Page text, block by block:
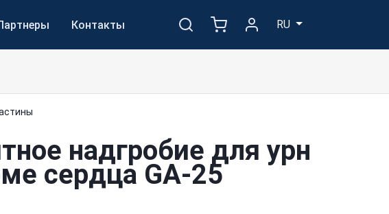
Контакты RU
надгробие для урн
сердца GA-25